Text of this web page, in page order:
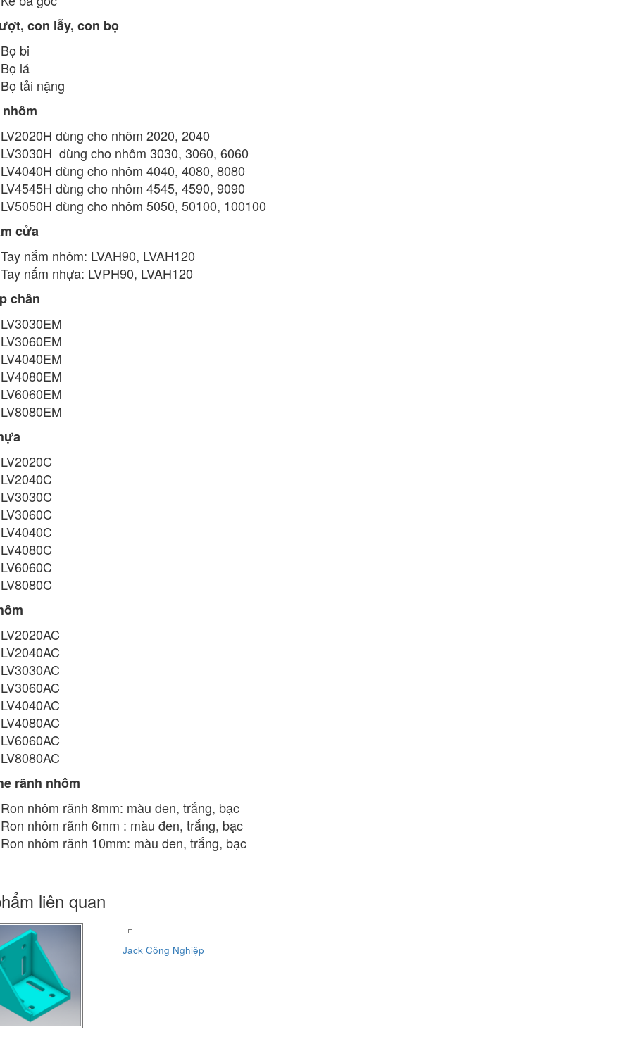
con lẫy, con bọ
Bọ bi
Bọ lá
Bọ tải nặng
LV2020H dùng cho nhôm 2020, 2040
LV3030H dùng cho nhôm 3030, 3060, 6060
LV4040H dùng cho nhôm 4040, 4080, 8080
LV4545H dùng cho nhôm 4545, 4590, 9090
LV5050H dùng cho nhôm 5050, 50100, 100100
cửa
Tay nắm nhôm: LVAH90, LVAH120
Tay nắm nhựa: LVPH90, LVAH120
chân
LV3030EM
LV3060EM
LV4040EM
LV4080EM
LV6060EM
LV8080EM
LV2020C
LV2040C
LV3030C
LV3060C
LV4040C
LV4080C
LV6060C
LV8080C
LV2020AC
LV2040AC
LV3030AC
LV3060AC
LV4040AC
LV4080AC
LV6060AC
LV8080AC
rãnh nhôm
Ron nhôm rãnh 8mm: màu đen, trắng, bạc
Ron nhôm rãnh 6mm : màu đen, trắng, bạc
Ron nhôm rãnh 10mm: màu đen, trắng, bạc
liên quan
Jack Công Nghiệp